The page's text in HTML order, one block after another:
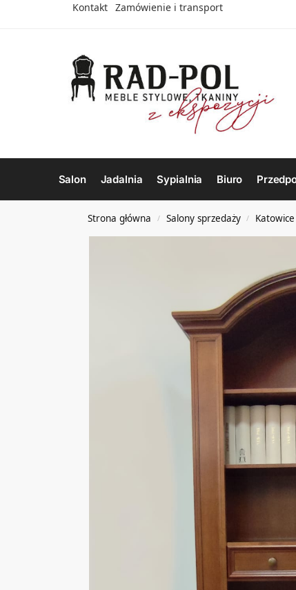
Kontakt Zamówienie i transport
Salon Jadalnia Sypialnia Biuro
Strona główna / Salony sprzedaży / Katowice